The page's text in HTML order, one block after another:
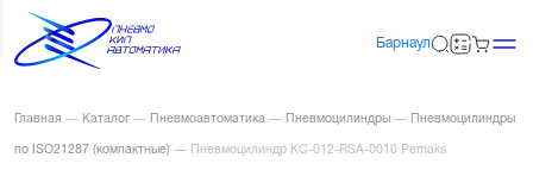
Барнаул
Главная — Каталог — Пневмоавтоматика — Пневмоцилиндры — Пневмоцилиндры
по ISO21287 (компактные) — Пневмоцилиндр KC-012-RSA-0010 Pemaks